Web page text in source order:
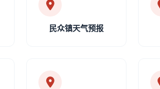
民众镇天气预报